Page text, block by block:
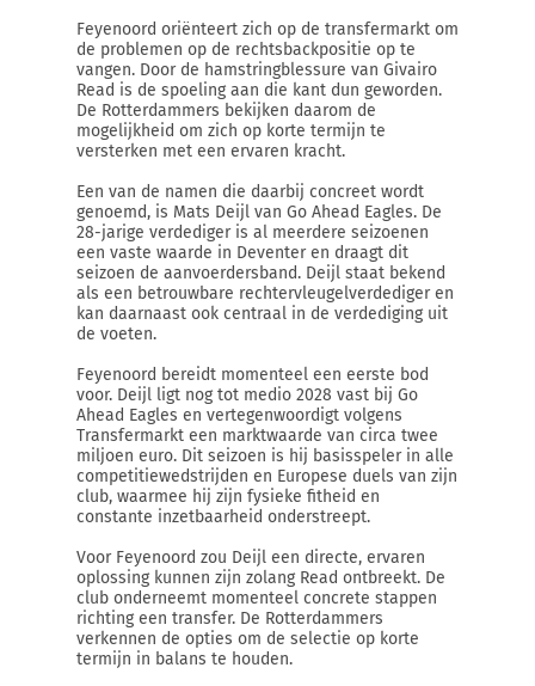
Feyenoord oriënteert zich op de transfermarkt om
de problemen op de rechtsbackpositie op te
vangen. Door de hamstringblessure van Givairo
Read is de spoeling aan die kant dun geworden.
De Rotterdammers bekijken daarom de
mogelijkheid om zich op korte termijn te
versterken met een ervaren kracht.
Een van de namen die daarbij concreet wordt
genoemd, is Mats Deijl van Go Ahead Eagles. De
28-jarige verdediger is al meerdere seizoenen
een vaste waarde in Deventer en draagt dit
seizoen de aanvoerdersband. Deijl staat bekend
als een betrouwbare rechtervleugelverdediger en
kan daarnaast ook centraal in de verdediging uit
de voeten.
Feyenoord bereidt momenteel een eerste bod
voor. Deijl ligt nog tot medio 2028 vast bij Go
Ahead Eagles en vertegenwoordigt volgens
Transfermarkt een marktwaarde van circa twee
miljoen euro. Dit seizoen is hij basisspeler in alle
competitiewedstrijden en Europese duels van zijn
club, waarmee hij zijn fysieke fitheid en
constante inzetbaarheid onderstreept.
Voor Feyenoord zou Deijl een directe, ervaren
oplossing kunnen zijn zolang Read ontbreekt. De
club onderneemt momenteel concrete stappen
richting een transfer. De Rotterdammers
verkennen de opties om de selectie op korte
termijn in balans te houden.